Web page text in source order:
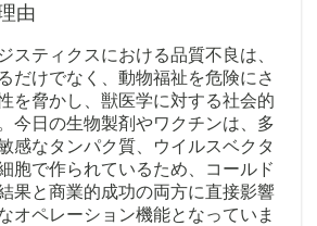
由
スティクスにおける品質不良は、
だけでなく、動物福祉を危険にさ
を脅かし、獣医学に対する社会的
今日の生物製剤やワクチンは、多
感なタンパク質、ウイルスベクタ
胞で作られているため、コールド
果と商業的成功の両方に直接影響
オペレーション機能となっていま